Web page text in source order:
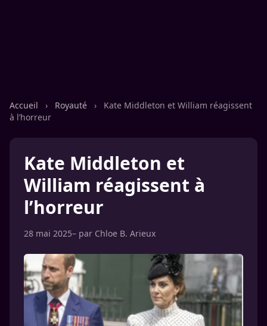
Accueil › Royauté ›
Kate Middleton et William réagissent
à l’horreur
Kate Middleton et
William réagissent à
l’horreur
28 mai 2025– par Chloe B. Arieux